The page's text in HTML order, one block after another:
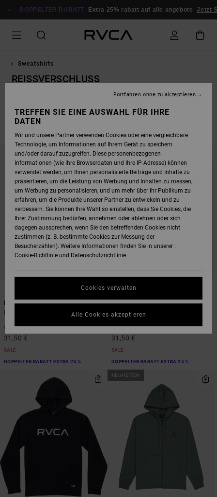
ZUR
DOPPELTER RABATT Extra 25% rabatt auf alle angebote Jetzt
Sweatshirts
REISSVERSCHLUSS
DIREKT
FILTERKRITERIEN
ÜBERSPRINGEN
FILTERN
Big RVCA
Männer Braun Kapuzenpulli
70,00 € 55%
31,50 €
SALE
DOPPELTER RABATT EXTRA 25 %
5
Big RVCA
Männer Grün Kapuzenpulli
70,00 € 55%
31,50 €
SALE
DOPPELTER RABATT EXTRA 25 %
NEUHEITEN
TREFFEN SIE EINE AUSWAHL FÜR IHRE
DATEN
Wir und unsere Partner verwenden Cookies oder eine vergleichbare
Technologie, um Informationen auf Ihrem Gerät zu speichern
und/oder darauf zuzugreifen. Diese personenbezogenen
Informationen (wie Ihre Browserdaten und Ihre IP-Adresse) können
verwendet werden, um Ihnen personalisierte Beiträge und Inhalte zu
präsentieren, um die Leistung von Werbung und Inhalten zu messen,
um Werbung zu personalisieren, und um mehr über ihr Publikum zu
erfahren, um die Produkte unserer Partner zu entwickeln und zu
verbessern. Sie können Ihre Wahl so einstellen, dass Sie Cookies, die
Ihrer Zustimmung bedürfen, annehmen oder ablehnen oder sich
dagegen aussprechen, wenn Sie den betreffenden Cookies nicht
zustimmen (z. B. bestimmte Cookies zur Messung der
Besucherzahlen). Weitere Informationen finden Sie in unserer :
Cookie-Richtlinie und Datenschutzrichtlinie
Cookies verwalten
Fortfahren ohne zu akzeptieren
Alle Cookies akzeptieren